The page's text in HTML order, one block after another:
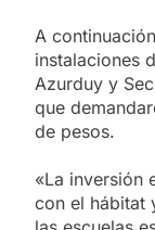
A
instalaciones
Azurduy y
que
de pesos.
«La inversión
con el hábitat